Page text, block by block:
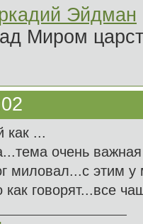
Эйдман
Миром
как ...
очень важная
миловал...с этим у
как говорят...все